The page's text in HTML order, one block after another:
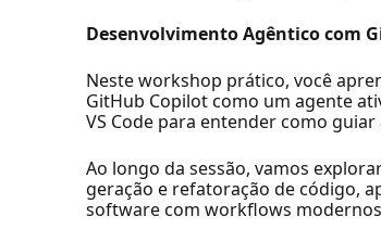
Desenvolvimento Agêntico com
Neste workshop prático, você
GitHub Copilot como um agente
VS Code para entender como
Ao longo da sessão, vamos
geração e refatoração de código,
software com workflows